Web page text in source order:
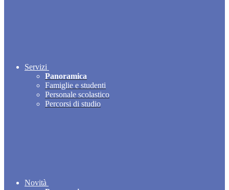
Servizi
Panoramica
Famiglie e studenti
Personale scolastico
Percorsi di studio
Novità